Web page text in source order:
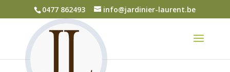
0477 862493 info@jardinier-laurent.be